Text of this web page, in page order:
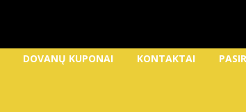
DOVANŲ KUPONAI KONTAKTAI